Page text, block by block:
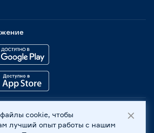
2004 -2026, 236029, г. Калининград,
ИНН 7702596813, КПП 390601001 ©
cookie, чтобы
лучший опыт работы с нашим